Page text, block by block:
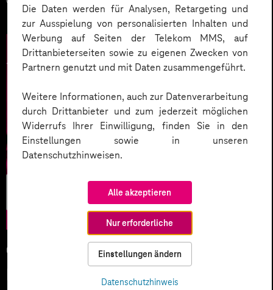
Die Daten werden für Analysen, Retargeting und
zur Ausspielung von personalisierten Inhalten und
Werbung auf Seiten der Telekom MMS, auf
Drittanbieterseiten sowie zu eigenen Zwecken von
Partnern genutzt und mit Daten zusammengeführt.
Weitere Informationen, auch zur Datenverarbeitung
durch Drittanbieter und zum jederzeit möglichen
Widerrufs Ihrer Einwilligung, finden Sie in den
Einstellungen sowie in unseren
Datenschutzhinweisen.
Alle akzeptieren
Nur erforderliche
Einstellungen ändern
Datenschutzhinweis
05.02.2026
KI-Wettlauf 2026: Innovationen,